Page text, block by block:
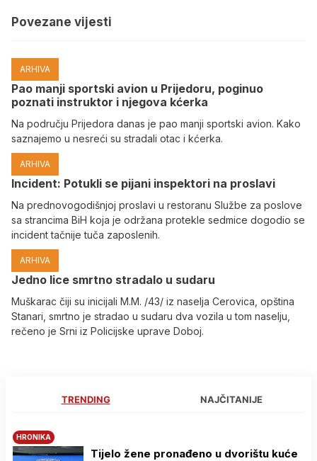
Povezane vijesti
ARHIVA
Pao manji sportski avion u Prijedoru, poginuo
poznati instruktor i njegova kćerka
Na području Prijedora danas je pao manji sportski avion. Kako
saznajemo u nesreći su stradali otac i kćerka.
ARHIVA
Incident: Potukli se pijani inspektori na proslavi
Na prednovogodišnjoj proslavi u restoranu Službe za poslove
sa strancima BiH koja je održana protekle sedmice dogodio se
incident tačnije tuča zaposlenih.
ARHIVA
Јedno lice smrtno stradalo u sudaru
Muškarac čiji su inicijali M.M. /43/ iz naselja Cerovica, opština
Stanari, smrtno je stradao u sudaru dva vozila u tom naselju,
rečeno je Srni iz Policijske uprave Doboj.
TRENDING NAJČITANIJE
HRONIKA
Tijelo žene pronađeno u dvorištu kuće